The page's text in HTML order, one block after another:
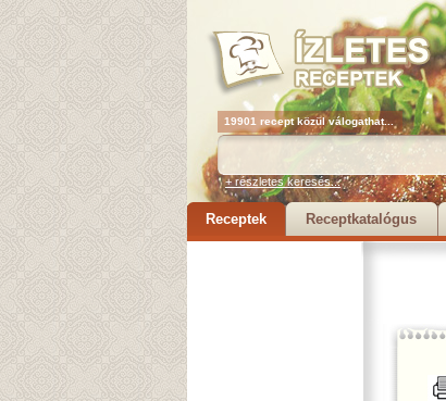
19901 recept közül válogathat...
+ részletes keresés...
Receptek Receptkatalógus